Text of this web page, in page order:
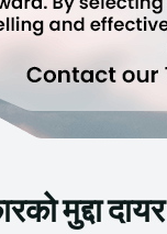
मुद्दा दायर